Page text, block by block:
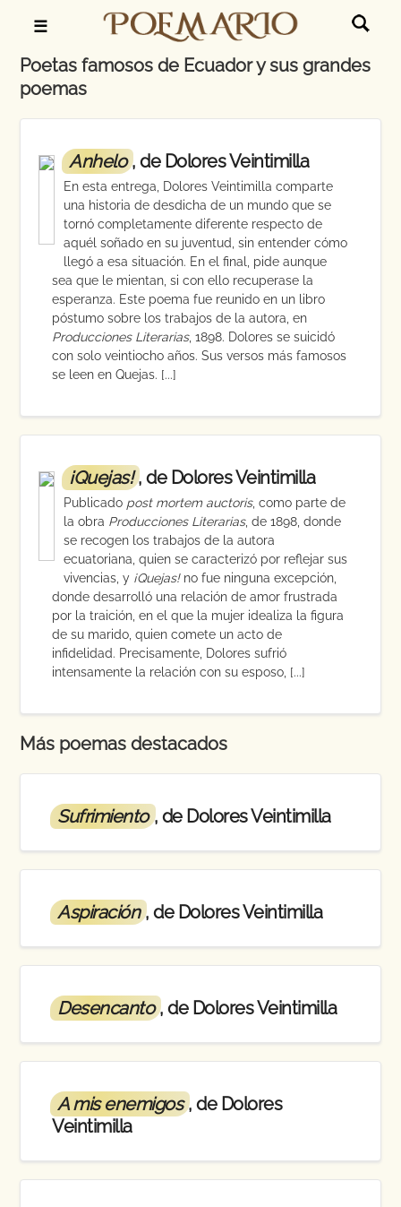
☰
Poetas famosos de Ecuador y sus grandes
poemas
Anhelo , de Dolores Veintimilla
En esta entrega, Dolores Veintimilla comparte
una historia de desdicha de un mundo que se
tornó completamente diferente respecto de
aquél soñado en su juventud, sin entender cómo
llegó a esa situación. En el final, pide aunque
sea que le mientan, si con ello recuperase la
esperanza. Este poema fue reunido en un libro
póstumo sobre los trabajos de la autora, en
Producciones Literarias, 1898. Dolores se suicidó
con solo veintiocho años. Sus versos más famosos
se leen en Quejas. [...]
¡Quejas! , de Dolores Veintimilla
Publicado post mortem auctoris, como parte de
la obra Producciones Literarias, de 1898, donde
se recogen los trabajos de la autora
ecuatoriana, quien se caracterizó por reflejar sus
vivencias, y ¡Quejas!no fue ninguna excepción,
donde desarrolló una relación de amor frustrada
por la traición, en el que la mujer idealiza la figura
de su marido, quien comete un acto de
infidelidad. Precisamente, Dolores sufrió
intensamente la relación con su esposo, [...]
Más poemas destacados
Sufrimiento , de Dolores Veintimilla
Aspiración , de Dolores Veintimilla
Desencanto , de Dolores Veintimilla
A mis enemigos , de Dolores
Veintimilla